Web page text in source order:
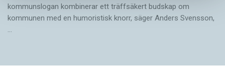
kommunslogan kombinerar ett träffsäkert budskap om
kommunen med en humoristisk knorr, säger Anders Svensson,
…